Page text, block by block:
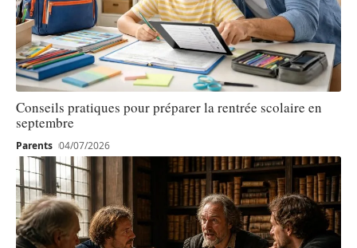
Conseils pratiques pour préparer la rentrée scolaire en
septembre
Parents 04/07/2026